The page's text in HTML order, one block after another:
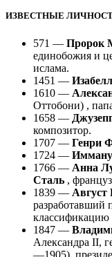
ИЗВЕСТНЫЕ
571 — Пророк
единобожия и
ислама.
1451 —
1610 —
Оттобони) ,
1658 —
композитор.
1707 — Генри
1724 —
1766 — Анна
Сталь ,
1839 — Август
классификацию
1847 —
Александра II,
—1905),